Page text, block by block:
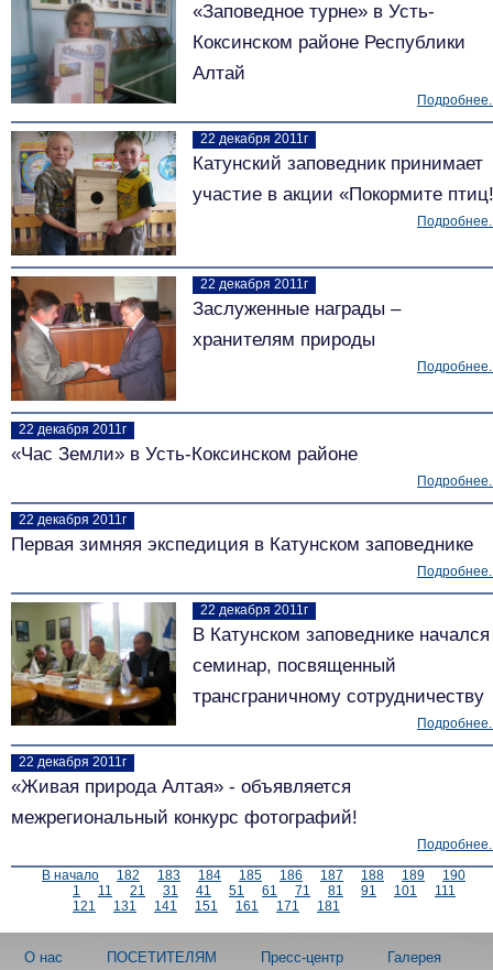
«Заповедное турне» в Усть-
Коксинском районе Республики
Алтай
22 декабря 2011г
Катунский заповедник принимает
участие в акции «Покормите
22 декабря 2011г
Заслуженные награды –
хранителям природы
22 декабря 2011г
«Час Земли» в Усть-Коксинском районе
22 декабря 2011г
Первая зимняя экспедиция в Катунском заповеднике
22 декабря 2011г
В Катунском заповеднике начался
семинар, посвященный
трансграничному сотрудничеству
22 декабря 2011г
«Живая природа Алтая» - объявляется
межрегиональный конкурс фотографий!
В начало
182 183 184 185 186 187 188 189
190
1
11 21 31 41 51 61 71 81 91 101
111
121
131 141 151 161 171 181
О нас ПОСЕТИТЕЛЯМ Пресс-центр Галерея